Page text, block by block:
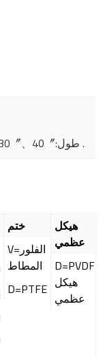
5〞、10 〞、20 〞、30〞、40〞:طول .
ختم
V=الفلور
المطاط
D=PTFE
هيكل
عظمي
D=PVDF
هيكل
عظمي